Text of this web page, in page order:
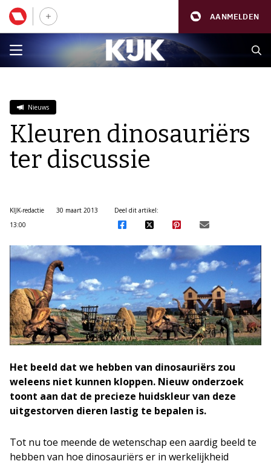
AANMELDEN
Nieuws
Kleuren dinosauriërs
ter discussie
KIJK-redactie
30 maart 2013
13:00
Deel dit artikel:
Het beeld dat we hebben van dinosauriërs zou
weleens niet kunnen kloppen. Nieuw onderzoek
toont aan dat de precieze huidskleur van deze
uitgestorven dieren lastig te bepalen is.
Tot nu toe meende de wetenschap een aardig beeld te
hebben van hoe dinosauriërs er in werkelijkheid